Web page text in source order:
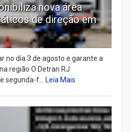
nova área
de direção em
no dia 3 de agosto e garante a
região O Detran RJ
segunda-f...
Leia Mais